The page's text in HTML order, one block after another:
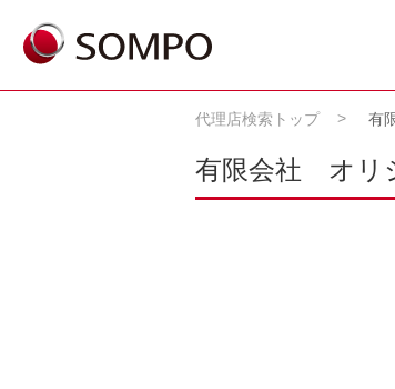
代理店検索トップ 有
有限会社 オリ